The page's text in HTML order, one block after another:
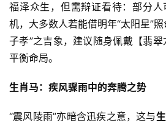
福泽众生，但需辩证看待：部分
机，大多数人若能借明年“太阳星”
子孝”之吉象，建议随身佩戴【翡
平衡命局。
生肖马：疾风骤雨中的奔腾之势
“震风陵雨”亦暗含迅疾之意，这与